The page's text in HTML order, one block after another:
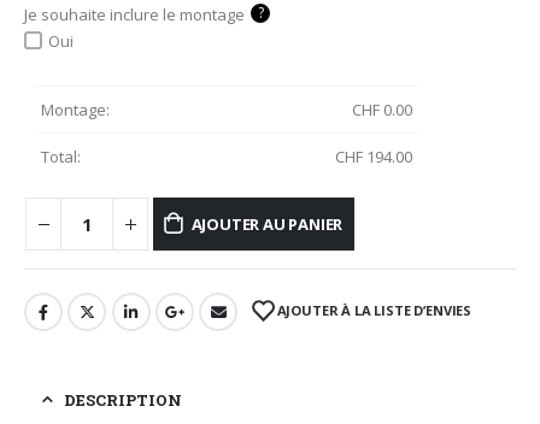
Je souhaite inclure le montage ?
Oui
Montage: CHF 0.00
Total: CHF 194.00
AJOUTER AU PANIER
AJOUTER À LA LISTE D’ENVIES
DESCRIPTION